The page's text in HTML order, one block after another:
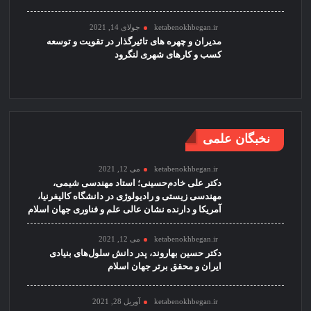
ketabenokhbegan.ir جولای 14, 2021
مدیران و چهره های تاثیرگذار در تقویت و توسعه
کسب و کارهای شهری لنگرود
نخبگان علمی
ketabenokhbegan.ir می 12, 2021
دکتر علی خادم‌حسینی؛ استاد مهندسی شیمی،
مهندسی زیستی و رادیولوژی در دانشگاه کالیفرنیا،
آمریکا و دارنده نشان عالی علم و فناوری جهان اسلام
ketabenokhbegan.ir می 12, 2021
دکتر حسین بهاروند، پدر دانش سلول‌های بنیادی
ایران و محقق برتر جهان اسلام
ketabenokhbegan.ir آوریل 28, 2021